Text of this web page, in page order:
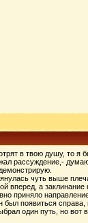
в твою душу, то
рассуждение,-
чуть выше
вперед, а
приняло
появиться
один путь, но